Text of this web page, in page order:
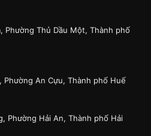
Phường Thủ Dầu Một, Thành phố
Phường An Cựu, Thành phố Huế
Phường Hải An, Thành phố Hải